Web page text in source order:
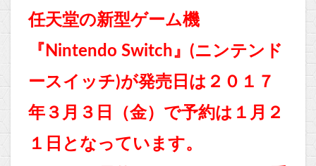
任天堂の新型ゲーム機
『Nintendo Switch』(ニンテンド
ースイッチ)が発売日は２０１７
年３月３日（金）で予約は１月２
１日となっています。